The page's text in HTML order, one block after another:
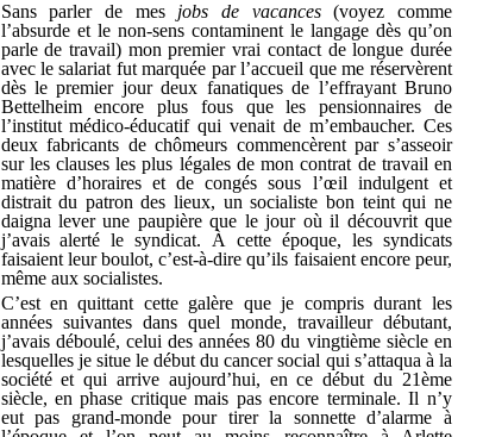
Sans parler de mes jobs de vacances(voyez comme
l’absurde et le non-sens contaminent le langage dès qu’on
parle de travail) mon premier vrai contact de longue durée
avec le salariat fut marquée par l’accueil que me réservèrent
dès le premier jour deux fanatiques de l’effrayant Bruno
Bettelheim encore plus fous que les pensionnaires de
l’institut médico-éducatif qui venait de m’embaucher. Ces
deux fabricants de chômeurs commencèrent par s’asseoir
sur les clauses les plus légales de mon contrat de travail en
matière d’horaires et de congés sous l’œil indulgent et
distrait du patron des lieux, un socialiste bon teint qui ne
daigna lever une paupière que le jour où il découvrit que
j’avais alerté le syndicat. À cette époque, les syndicats
faisaient leur boulot, c’est-à-dire qu’ils faisaient encore peur,
même aux socialistes.
C’est en quittant cette galère que je compris durant les
années suivantes dans quel monde, travailleur débutant,
j’avais déboulé, celui des années 80 du vingtième siècle en
lesquelles je situe le début du cancer social qui s’attaqua à la
société et qui arrive aujourd’hui, en ce début du 21ème
siècle, en phase critique mais pas encore terminale. Il n’y
eut pas grand-monde pour tirer la sonnette d’alarme à